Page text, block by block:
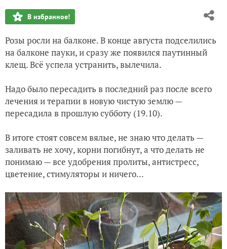
В избранное!
Розы росли на балконе. В конце августа подселились
на балконе пауки, и сразу же появился паутинный
клещ. Всё успела устранить, вылечила.
Надо было пересадить в последний раз после всего
лечения и терапии в новую чистую землю —
пересадила в прошлую субботу (19.10).
В итоге стоят совсем вялые, не знаю что делать —
заливать не хочу, корни погибнут, а что делать не
понимаю — все удобрения пролиты, антистресс,
цветение, стимуляторы и ничего...